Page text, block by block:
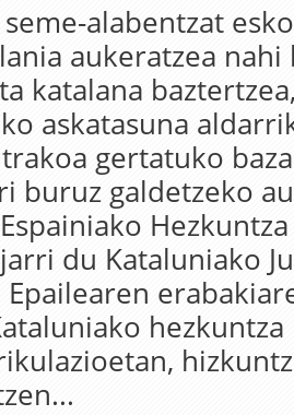
alabentzat
aukeratzea
katalana
askatasuna
gertatuko
buruz galdetzeko
du Kataluniako
Epailearen